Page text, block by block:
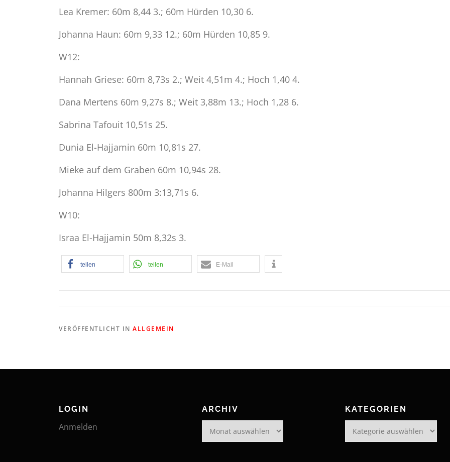
Lea Kremer: 60m 8,44 3.; 60m Hürden 10,30 6.
Johanna Haun: 60m 9,33 12.; 60m Hürden 10,85 9.
W12:
Hannah Griese: 60m 8,73s 2.; Weit 4,51m 4.; Hoch 1,40 4.
Dana Mertens 60m 9,27s 8.; Weit 3,88m 13.; Hoch 1,28 6.
Sabrina Tafouit 10,51s 25.
Dunia El-Hajjamin 60m 10,81s 27.
Mieke auf dem Graben 60m 10,94s 28.
Johanna Hilgers 800m 3:13,71s 6.
W10:
Israa El-Hajjamin 50m 8,32s 3.
teilen teilen E-Mail
VERÖFFENTLICHT IN ALLGEMEIN
LOGIN
Anmelden
ARCHIV
KATEGORIEN